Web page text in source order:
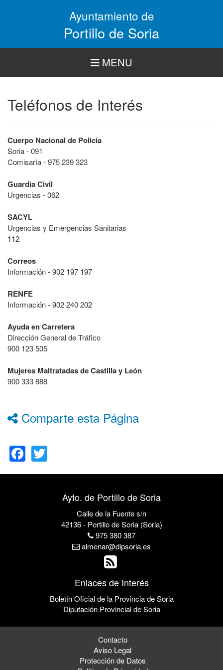
Ayuntamiento de
Portillo de Soria
MENU
Teléfonos de Interés
Cuerpo Nacional de Policía
Soria - 091
Comisaría - 975 239 323
Guardia Civil
Urgencias - 062
SACYL
Urgencias y Emergencias Sanitarias
112
Correos
Información - 902 197 197
RENFE
Información - 902 240 202
Ayuda en Carretera
Dirección General de Tráfico
900 123 505
Mujeres Maltratadas de Castilla y León
900 333 888
Comparte esta Página
Facebook
Ayto. de Portillo de Soria
Calle de la Fuente s/n
42136 - Portillo de Soria (Soria)
975 380 387
almenar@dipsoria.es
Enlaces de Interés
Boletín Oficial de la Provincia de Soria
Diputación Provincial de Soria
Contacto
Aviso Legal
Protección de Datos